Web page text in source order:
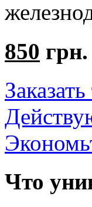
850 грн.
Что